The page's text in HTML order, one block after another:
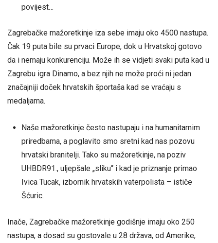
povijest…
Zagrebačke mažoretkinje iza sebe imaju oko 4500 nastupa.
Čak 19 puta bile su prvaci Europe, dok u Hrvatskoj gotovo
da i nemaju konkurenciju. Može ih se vidjeti svaki puta kad u
Zagrebu igra Dinamo, a bez njih ne može proći ni jedan
značajniji doček hrvatskih športaša kad se vraćaju s
medaljama.
Naše mažoretkinje često nastupaju i na humanitarnim
priredbama, a poglavito smo sretni kad nas pozovu
hrvatski branitelji. Tako su mažoretkinje, na poziv
UHBDR91., uljepšale „sliku“ i kad je priznanje primao
Ivica Tucak, izbornik hrvatskih vaterpolista – ističe
Šćuric.
Inače, Zagrebačke mažoretkinje godišnje imaju oko 250
nastupa, a dosad su gostovale u 28 država, od Amerike,